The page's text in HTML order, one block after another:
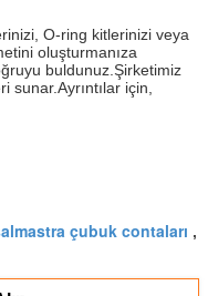
O-ring kitlerinizi veya
oluşturmanıza
buldunuz.Şirketimiz
için,
çubuk contaları ,